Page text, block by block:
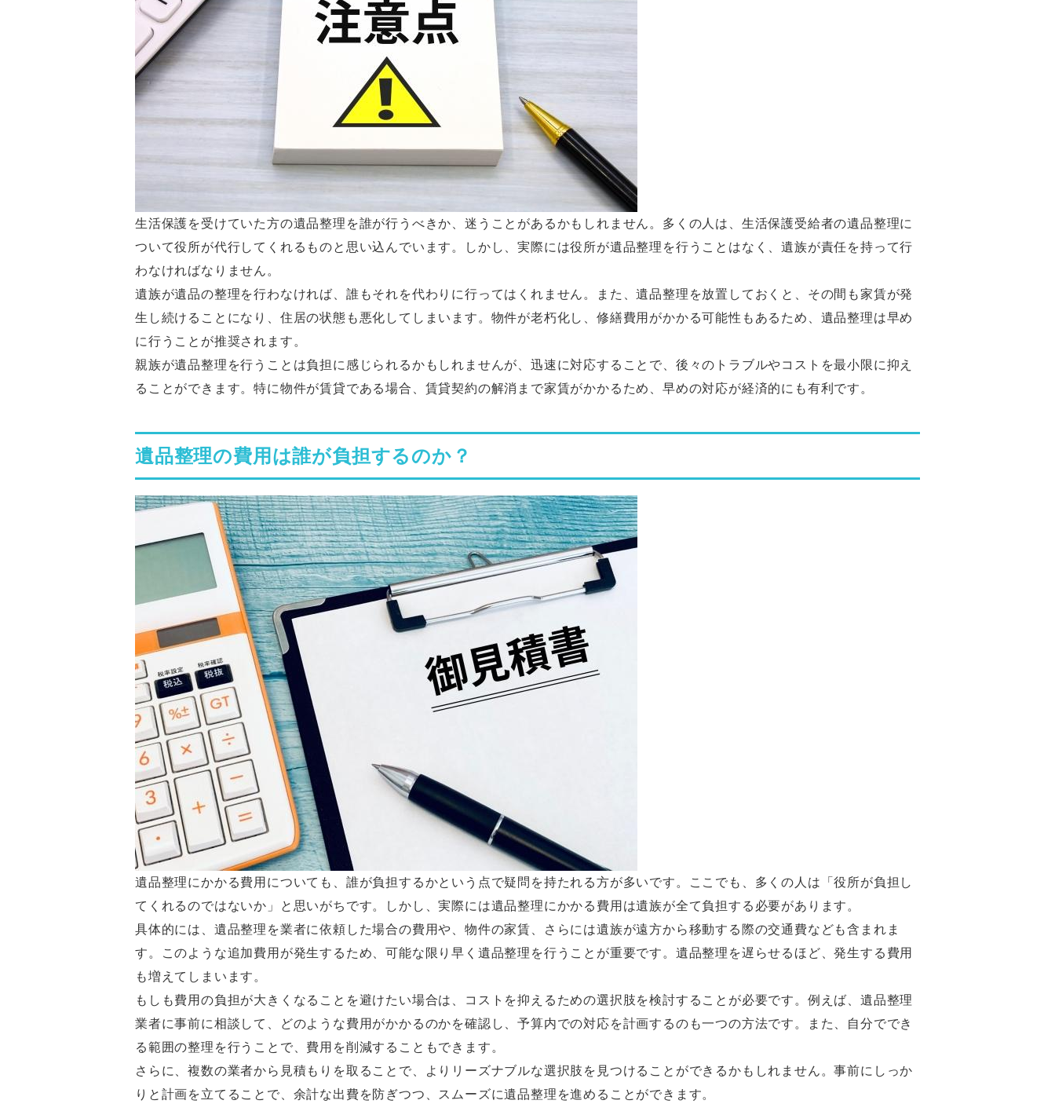
生活保護を受けていた方の遺品整理を誰が行うべきか、迷うことがあるかもしれません。多くの人は、生活保護受給者の遺品整理に
ついて役所が代行してくれるものと思い込んでいます。しかし、実際には役所が遺品整理を行うことはなく、遺族が責任を持って行
わなければなりません。
遺族が遺品の整理を行わなければ、誰もそれを代わりに行ってはくれません。また、遺品整理を放置しておくと、その間も家賃が発
生し続けることになり、住居の状態も悪化してしまいます。物件が老朽化し、修繕費用がかかる可能性もあるため、遺品整理は早め
に行うことが推奨されます。
親族が遺品整理を行うことは負担に感じられるかもしれませんが、迅速に対応することで、後々のトラブルやコストを最小限に抑え
ることができます。特に物件が賃貸である場合、賃貸契約の解消まで家賃がかかるため、早めの対応が経済的にも有利です。
遺品整理の費用は誰が負担するのか？
遺品整理にかかる費用についても、誰が負担するかという点で疑問を持たれる方が多いです。ここでも、多くの人は「役所が負担し
てくれるのではないか」と思いがちです。しかし、実際には遺品整理にかかる費用は遺族が全て負担する必要があります。
具体的には、遺品整理を業者に依頼した場合の費用や、物件の家賃、さらには遺族が遠方から移動する際の交通費なども含まれま
す。このような追加費用が発生するため、可能な限り早く遺品整理を行うことが重要です。遺品整理を遅らせるほど、発生する費用
も増えてしまいます。
もしも費用の負担が大きくなることを避けたい場合は、コストを抑えるための選択肢を検討することが必要です。例えば、遺品整理
業者に事前に相談して、どのような費用がかかるのかを確認し、予算内での対応を計画するのも一つの方法です。また、自分ででき
る範囲の整理を行うことで、費用を削減することもできます。
さらに、複数の業者から見積もりを取ることで、よりリーズナブルな選択肢を見つけることができるかもしれません。事前にしっか
りと計画を立てることで、余計な出費を防ぎつつ、スムーズに遺品整理を進めることができます。